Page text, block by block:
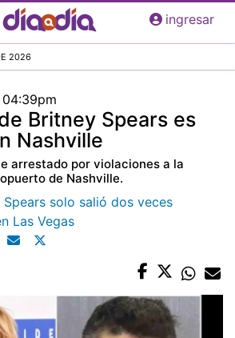
Pasar
al
principal
ingresar
2026
Britney Spears es
Nashville
arrestado por violaciones a la
de Nashville.
Spears solo salió dos veces
Las Vegas